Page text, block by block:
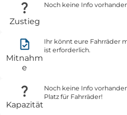
Zustieg
Noch keine Info
Mitnahm
e
Ihr könnt eure Fahrräder
ist erforderlich.
Kapazität
Noch keine Info
Platz für Fahrräder!